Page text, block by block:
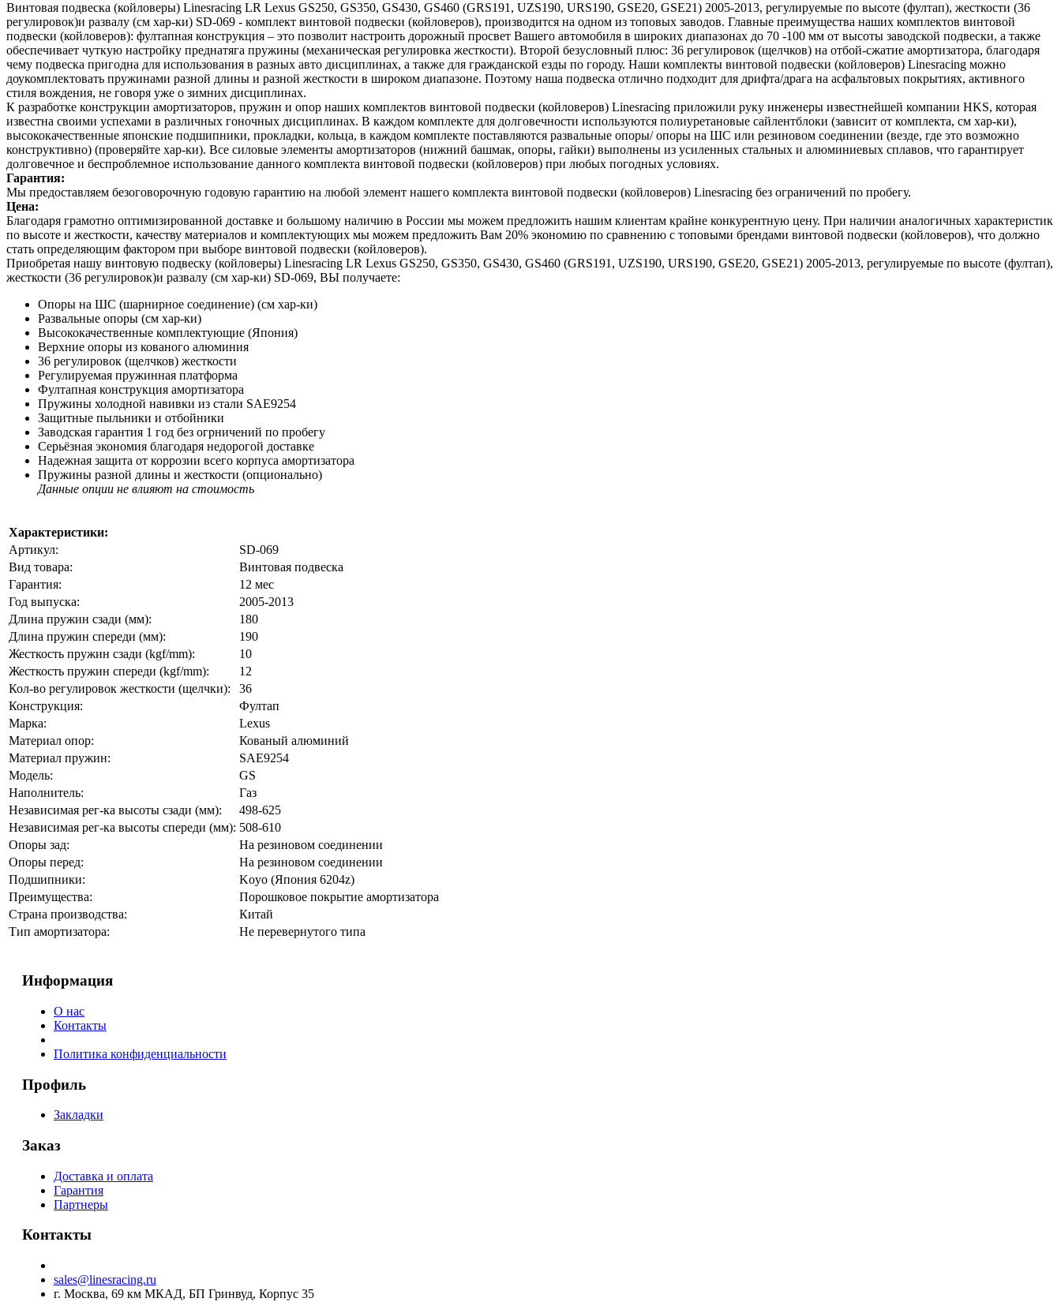
Винтовая подвеска (койловеры) Linesracing LR Lexus GS250, GS350, GS430, GS460 (GRS191, UZS190, URS190, GSE20, GSE21) 2005-2013, регулируемые по высоте (фултап), жесткости (36
регулировок)и развалу (см хар-ки) SD-069 - комплект винтовой подвески (койловеров), производится на одном из топовых заводов. Главные преимущества наших комплектов винтовой
подвески (койловеров): фултапная конструкция – это позволит настроить дорожный просвет Вашего автомобиля в широких диапазонах до 70 -100 мм от высоты заводской подвески, а также
обеспечивает чуткую настройку преднатяга пружины (механическая регулировка жесткости). Второй безусловный плюс: 36 регулировок (щелчков) на отбой-сжатие амортизатора, благодаря
чему подвеска пригодна для использования в разных авто дисциплинах, а также для гражданской езды по городу. Наши комплекты винтовой подвески (койловеров) Linesracing можно
доукомплектовать пружинами разной длины и разной жесткости в широком диапазоне. Поэтому наша подвеска отлично подходит для дрифта/драга на асфальтовых покрытиях, активного
стиля вождения, не говоря уже о зимних дисциплинах.
К разработке конструкции амортизаторов, пружин и опор наших комплектов винтовой подвески (койловеров) Linesracing приложили руку инженеры известнейшей компании HKS, которая
известна своими успехами в различных гоночных дисциплинах. В каждом комплекте для долговечности используются полиуретановые сайлентблоки (зависит от комплекта, см хар-ки),
высококачественные японские подшипники, прокладки, кольца, в каждом комплекте поставляются развальные опоры/ опоры на ШС или резиновом соединении (везде, где это возможно
конструктивно) (проверяйте хар-ки). Все силовые элементы амортизаторов (нижний башмак, опоры, гайки) выполнены из усиленных стальных и алюминиевых сплавов, что гарантирует
долговечное и беспроблемное использование данного комплекта винтовой подвески (койловеров) при любых погодных условиях.
Гарантия:
Мы предоставляем безоговорочную годовую гарантию на любой элемент нашего комплекта винтовой подвески (койловеров) Linesracing без ограничений по пробегу.
Цена:
Благодаря грамотно оптимизированной доставке и большому наличию в России мы можем предложить нашим клиентам крайне конкурентную цену. При наличии аналогичных характеристик
по высоте и жесткости, качеству материалов и комплектующих мы можем предложить Вам 20% экономию по сравнению с топовыми брендами винтовой подвески (койловеров), что должно
стать определяющим фактором при выборе винтовой подвески (койловеров).
Приобретая нашу винтовую подвеску (койловеры) Linesracing LR Lexus GS250, GS350, GS430, GS460 (GRS191, UZS190, URS190, GSE20, GSE21) 2005-2013, регулируемые по высоте (фултап),
жесткости (36 регулировок)и развалу (см хар-ки) SD-069, ВЫ получаете:
Опоры на ШС (шарнирное соединение) (см хар-ки)
Развальные опоры (см хар-ки)
Высококачественные комплектующие (Япония)
Верхние опоры из кованого алюминия
36 регулировок (щелчков) жесткости
Регулируемая пружинная платформа
Фултапная конструкция амортизатора
Пружины холодной навивки из стали SAE9254
Защитные пыльники и отбойники
Заводская гарантия 1 год без огрничений по пробегу
Серьёзная экономия благодаря недорогой доставке
Надежная защита от коррозии всего корпуса амортизатора
Пружины разной длины и жесткости (опционально)
Данные опции не влияют на стоимость
Характеристики:
Артикул:
SD-069
Вид товара:
Винтовая подвеска
Гарантия:
12 мес
Год выпуска:
2005-2013
Длина пружин сзади (мм):
180
Длина пружин спереди (мм):
190
Жесткость пружин сзади (kgf/mm):
10
Жесткость пружин спереди (kgf/mm):
12
Кол-во регулировок жесткости (щелчки):
36
Конструкция:
Фултап
Марка:
Lexus
Материал опор:
Кованый алюминий
Материал пружин:
SAE9254
Модель:
GS
Наполнитель:
Газ
Независимая рег-ка высоты сзади (мм):
498-625
Независимая рег-ка высоты спереди (мм): 508-610
Опоры зад:
На резиновом соединении
Опоры перед:
На резиновом соединении
Подшипники:
Koyo (Япония 6204z)
Преимущества:
Порошковое покрытие амортизатора
Страна производства:
Китай
Тип амортизатора:
Не перевернутого типа
Информация
О нас
Контакты
Политика конфиденциальности
Профиль
Закладки
Заказ
Доставка и оплата
Гарантия
Партнеры
Контакты
sales@linesracing.ru
г. Москва, 69 км МКАД, БП Гринвуд, Корпус 35